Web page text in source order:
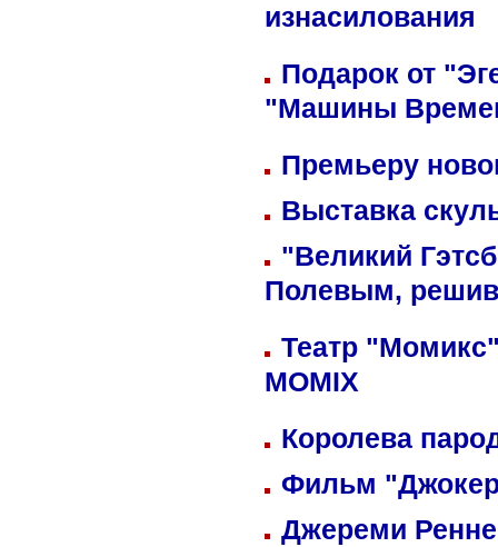
изнасилования
Подарок от
"Машины
Премьеру
Выставка
"Великий
Полевым,
Театр
MOMIX
Королева
Фильм
Джереми